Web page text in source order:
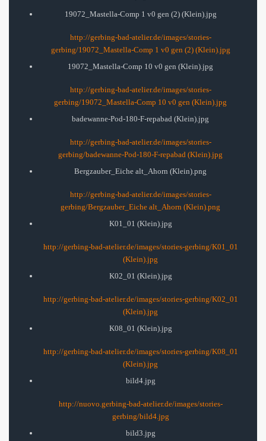
19072_Mastella-Comp 1 v0 gen (2) (Klein).jpg
http://gerbing-bad-atelier.de/images/stories-
gerbing/19072_Mastella-Comp 1 v0 gen (2) (Klein).jpg
19072_Mastella-Comp 10 v0 gen (Klein).jpg
http://gerbing-bad-atelier.de/images/stories-
gerbing/19072_Mastella-Comp 10 v0 gen (Klein).jpg
badewanne-Pod-180-F-repabad (Klein).jpg
http://gerbing-bad-atelier.de/images/stories-
gerbing/badewanne-Pod-180-F-repabad (Klein).jpg
Bergzauber_Eiche alt_Ahorn (Klein).png
http://gerbing-bad-atelier.de/images/stories-
gerbing/Bergzauber_Eiche alt_Ahorn (Klein).png
K01_01 (Klein).jpg
http://gerbing-bad-atelier.de/images/stories-gerbing/K01_01
(Klein).jpg
K02_01 (Klein).jpg
http://gerbing-bad-atelier.de/images/stories-gerbing/K02_01
(Klein).jpg
K08_01 (Klein).jpg
http://gerbing-bad-atelier.de/images/stories-gerbing/K08_01
(Klein).jpg
bild4.jpg
http://nuovo.gerbing-bad-atelier.de/images/stories-
gerbing/bild4.jpg
bild3.jpg